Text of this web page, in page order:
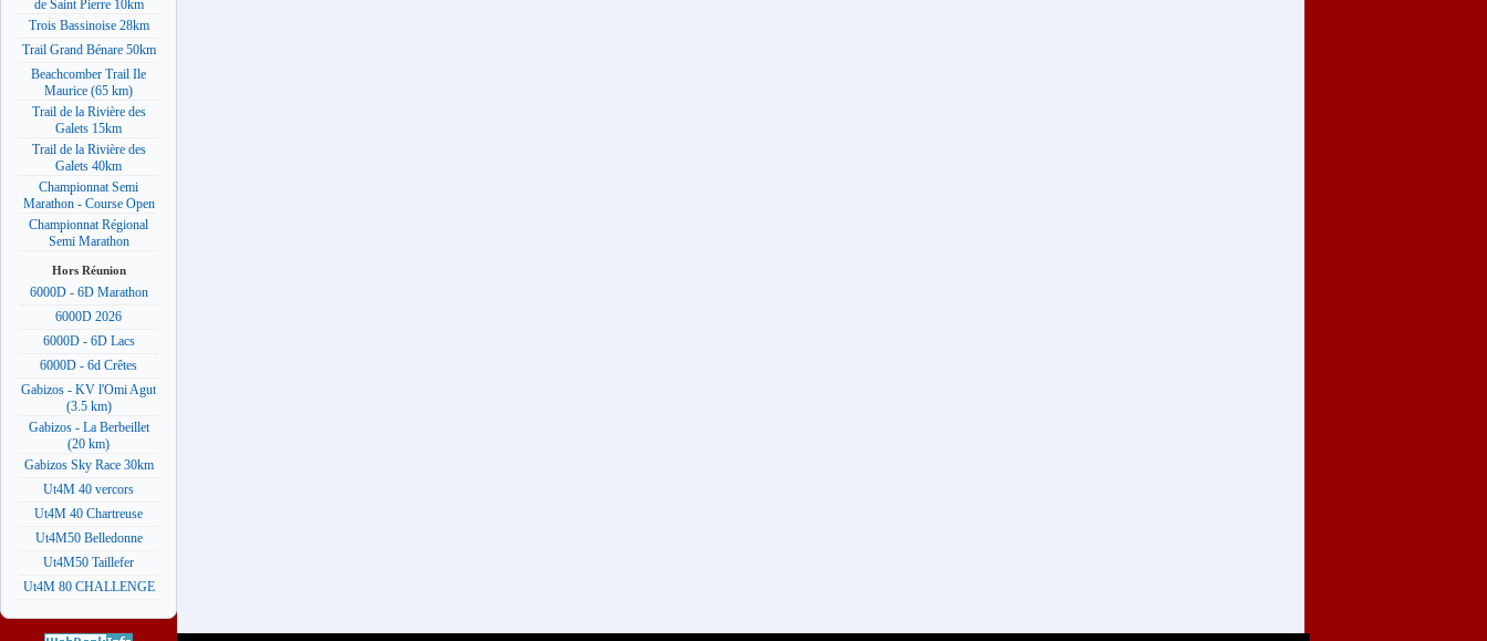
de Saint Pierre 10km
Trois Bassinoise 28km
Trail Grand Bénare 50km
Beachcomber Trail Ile
Maurice (65 km)
Trail de la Rivière des
Galets 15km
Trail de la Rivière des
Galets 40km
Championnat Semi
Marathon - Course Open
Championnat Régional
Semi Marathon
Hors Réunion
6000D - 6D Marathon
6000D 2026
6000D - 6D Lacs
6000D - 6d Crêtes
Gabizos - KV l'Omi Agut
(3.5 km)
Gabizos - La Berbeillet
(20 km)
Gabizos Sky Race 30km
Ut4M 40 vercors
Ut4M 40 Chartreuse
Ut4M50 Belledonne
Ut4M50 Taillefer
Ut4M 80 CHALLENGE